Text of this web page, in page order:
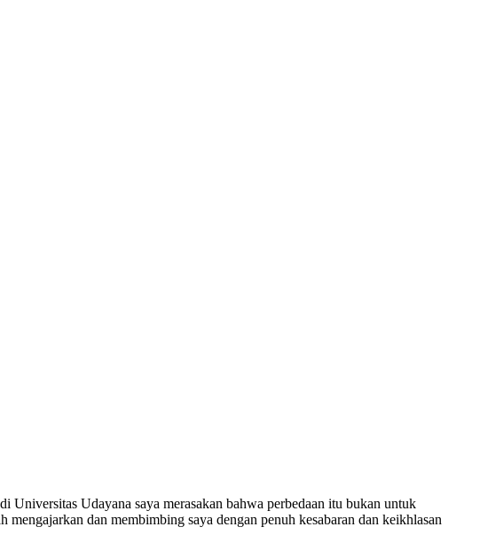
Udayana saya merasakan bahwa perbedaan itu bukan untuk
dan membimbing saya dengan penuh kesabaran dan keikhlasan